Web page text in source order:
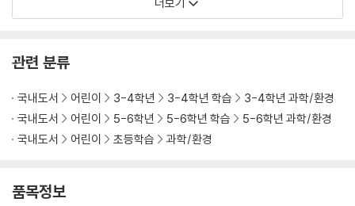
달빛
강렬한 빛
파란색 하늘
무지개 색
멋진 우주쇼, 일식과 월식
우주
관련 분류
국내도서 어린이 3-4학년 3-4학년 학습
3-4학년 과학/환경
국내도서
어린이 5-6학년 5-6학년 학습
5-6학년 과학/환경
국내도서
어린이 초등학습 과학/환경
품목정보